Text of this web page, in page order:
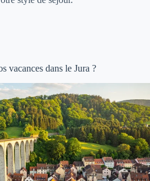
vacances dans le Jura ?